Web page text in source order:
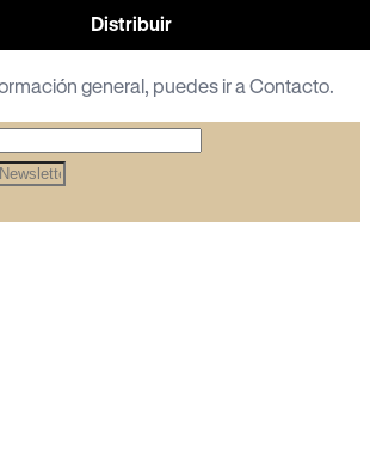
Distribuir
general, puedes ir aContacto.